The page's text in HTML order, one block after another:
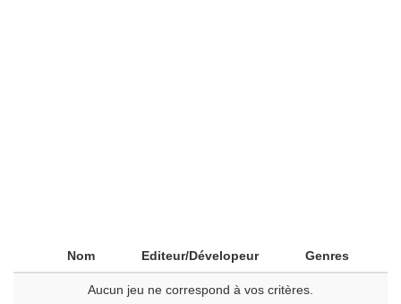
Nom Editeur/Dévelopeur Genres
Aucun jeu ne correspond à vos critères.